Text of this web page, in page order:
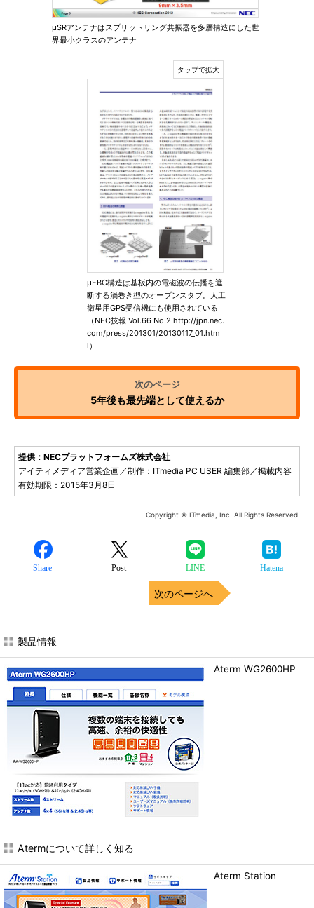
μSRアンテナはスプリットリング共振器を多層構造にした世
界最小クラスのアンテナ
μEBG構造は基板内の電磁波の伝播を遮
断する渦巻き型のオープンスタブ。人工
衛星用GPS受信機にも使用されている
（NEC技報 Vol.66 No.2 http://jpn.nec.
com/press/201301/20130117_01.htm
l）
5年後も最先端として使えるか
提供：NECプラットフォームズ株式会社
アイティメディア営業企画／制作：ITmedia PC USER 編集部／掲載内容
有効期限：2015年3月8日
Copyright © ITmedia, Inc. All Rights Reserved.
Share Post LINE Hatena
次のページへ
製品情報
Aterm WG2600HP
Atermについて詳しく知る
Aterm Station